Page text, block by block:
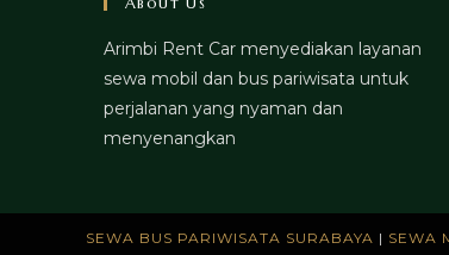
Arimbi Rent Car menyediakan layanan
sewa mobil dan bus pariwisata untuk
perjalanan yang nyaman dan
menyenangkan
SEWA BUS PARIWISATA SURABAYA | SEWA